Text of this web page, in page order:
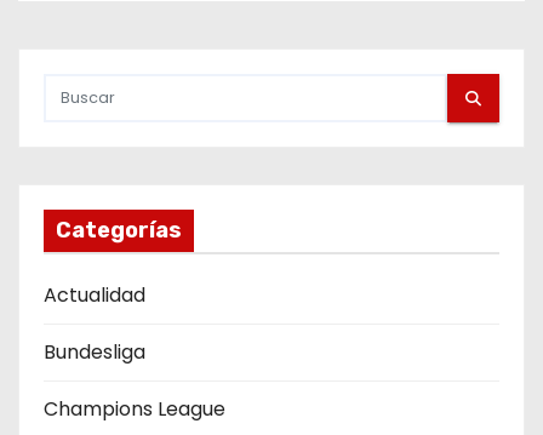
c
ó
n
d
Categorías
Actualidad
Bundesliga
Champions League